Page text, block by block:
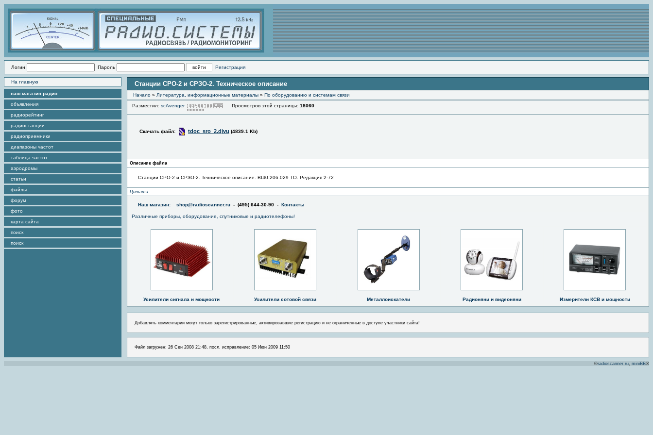
Логин Пароль Регистрация
На главную
наш магазин радио
объявления
радиорейтинг
радиостанции
радиоприемники
диапазоны частот
таблица частот
аэродромы
статьи
файлы
форум
фото
карта сайта
поиск
поиск
Станции СРО-2 и СРЗО-2. Техническое описание
Начало » Литература, информационные материалы » По оборудованию и системам связи
Разместил: scAvenger Просмотров этой страницы: 18060
Скачать файл: tdoc_sro_2.djvu (4839.1 Kb)
Описание файла
Станции СРО-2 и СРЗО-2. Техническое описание. ВШ0.206.029 ТО. Редакция 2-72
Цитата
Наш магазин: shop@radioscanner.ru - (495) 644-30-90 - Контакты
Различные приборы, оборудование, спутниковые и радиотелефоны!
Усилители сигнала и мощности Усилители сотовой связи Металлоискатели Радионяни и видеоняни Измерители КСВ и мощности
Добавлять комментарии могут только зарегистрированные, активировавшие регистрацию и не ограниченные в доступе участники сайта!
Файл загружен: 26 Сен 2008 21:48, посл. исправление: 05 Июн 2009 11:50
©radioscanner.ru, miniBB®